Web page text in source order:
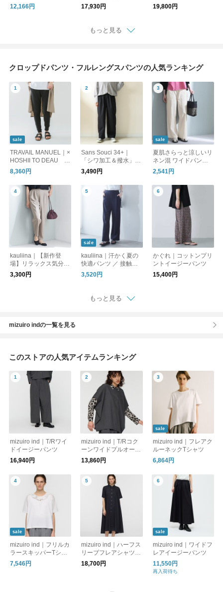
12,166円
17,930円
19,800円
もっと見る
クロップドパンツ・フルレングスパンツの人気ランキング
sale
TRAVAIL MANUEL｜×
HOSHII TO DEAU ar
anciato別注 強撚 クー
ル天竺 アンダー ジョ
ッパーズ パンツ 5083
-same1-fn
8,360円
Sans Souci 34+｜
「シワ加工＆撥水」ス
トレッチ きれいめパ
ンツ
3,490円
sale
夏肌さらっと涼しいリ
ネン混 ワイドパンツ /
洗える コットンリネ
ン ベイカーワイドパ
ンツ
2,541円
kauliina｜【新作登
場】リラックス気分で
穿ける テーパード ス
トレッチパンツ ／ ジ
3,300円
sale
kauliina｜汗かく夏の
快適パンツ ／ 接触冷
感 持続消臭 UVカット
スピードクリーン リ
ンツ
3,520円
かぐれ｜コットンプリ
ントイージーパンツ
15,400円
もっと見る
mizuiro indの一覧を見る
このストアの人気アイテムランキング
mizuiro ind｜T/Rワイ
ドイージーパンツ
16,940円
mizuiro ind｜T/Rコク
ーンワイドプルオーバ
ー
13,860円
sale
mizuiro ind｜フレアク
ルーネックTシャツ
6,864円
sale
mizuiro ind｜フリルカ
ラースキッパーTシャ
ツ
7,546円
mizuiro ind｜ハーフス
リーブフレアシャツワ
ンピース
18,700円
sale
mizuiro ind｜ワイドフ
レアイージーパンツ
11,550円
再入荷待ち